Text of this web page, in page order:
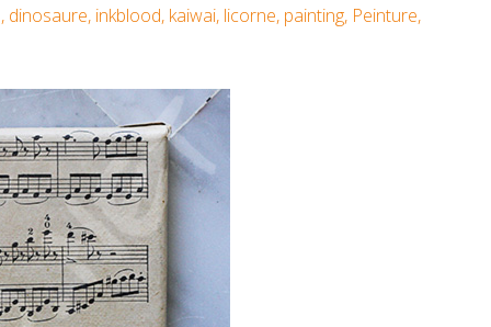
, dinosaure, inkblood, kaiwai, licorne, painting, Peinture,